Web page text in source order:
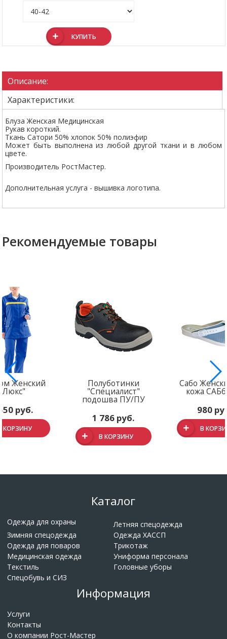
КУПИТЬ
Описание:
Характеристики:
Блуза Женская Медицинская
Рукав короткий.
Ткань Сатори 50% хлопок 50% полиэфир
Может быть выполнена из любой другой ткани и в любом
цвете.
Производитель РостМастер.
Дополнительная услуга - вышивка логотипа.
Рекомендуемые товары
Женский
руб.
КОРЗИНУ
Полуботинки
"Специалист"
подошва ПУ/ПУ
1 786 руб.
В КОРЗИНУ
Сабо
кожа
980
В
Каталог
Одежда для охраны
Летняя спецодежда
Зимняя спецодежда
Одежда ХАССП
Одежда для поваров
Трикотаж
Медицинская одежда
Униформа персонала
Текстиль
Головные уборы
Спецобувь и СИЗ
Информация
Услуги
Контакты
О компании Рост-Мастер